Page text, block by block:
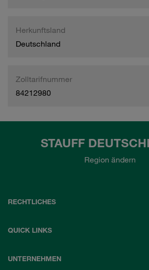
Herkunftsland
Deutschland
Zolltarifnummer
84212980
STAUFF
Region ändern
RECHTLICHES
QUICK LINKS
UNTERNEHMEN